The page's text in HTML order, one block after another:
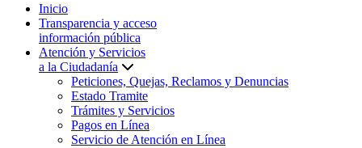
Inicio
Transparencia y acceso
información pública
Atención y Servicios
a la Ciudadanía
Peticiones, Quejas, Reclamos y Denuncias
Estado Tramite
Trámites y Servicios
Pagos en Línea
Servicio de Atención en Línea